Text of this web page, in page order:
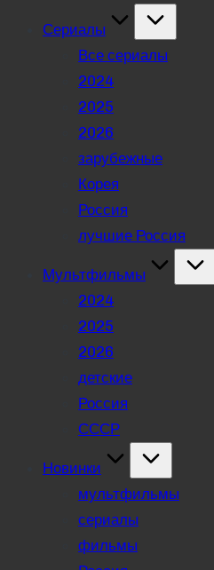
Сериалы
Все сериалы
2024
2025
2026
зарубежные
Корея
Россия
лучшие Россия
Мультфильмы
2024
2025
2026
детские
Россия
СССР
Новинки
мультфильмы
сериалы
фильмы